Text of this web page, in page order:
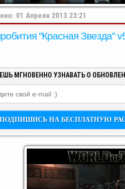
01 Апреля 2013 23:21
"Красная Звезда"
МГНОВЕННО УЗНАВАТЬ О